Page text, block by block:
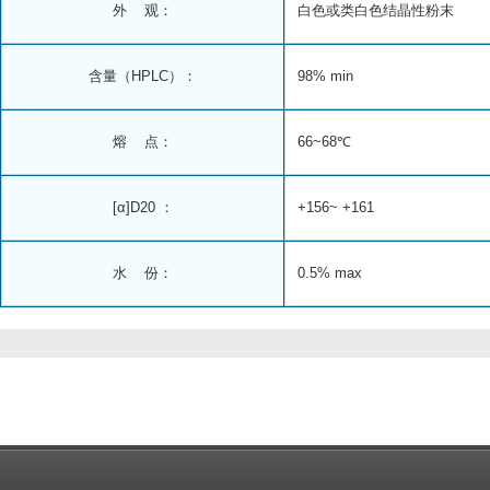
外 观： 白色或类白色结晶性粉末
含量（HPLC）： 98% min
熔 点： 66~68℃
[α]D20 ： +156~ +161
水 份： 0.5% max